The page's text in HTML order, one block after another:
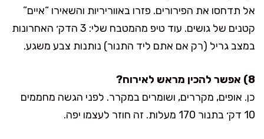
אל תדחסו את הפירורים. פזרו באווריריות והשאירו “איים”
קטנים של גושים. עוד טיפ מהמטבח שלי: 3 הדק׳ האחרונות
במצב גריל (רק אם אתם ליד התנור) נותנות צבע משגע.
8) אפשר להכין מראש לאירוח?
כן. אופים, מקררים, ושומרים במקרר. לפני הגשה מחממים
10 דק׳ בתנור 170 מעלות. זה חוזר לעצמו יפה.